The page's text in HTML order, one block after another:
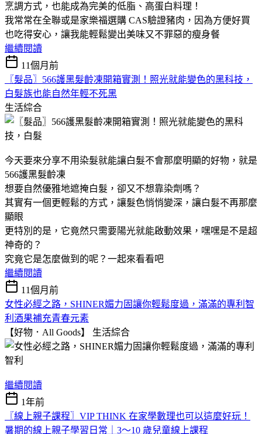
烹調方式，也能成為完美的低脂、高蛋白料理！
我常常在全聯或是家樂福選購 CAS驗證豬肉，因為方便好買
也吃得安心，讓我能輕鬆變出美味又不罪惡的瘦身餐
繼續閱讀
11個月前
〖髮品〗566護黑髮齡凍開箱實測！照光就能變色的黑科技，
白髮族也能自然年輕不死黑
生活綜合
今天要來分享不用染髮就能讓白髮不會那麼明顯的好物，就是
566護黑髮齡凍
想要自然優雅地遮掩白髮，卻又不想靠染劑嗎？
其實有一個更輕鬆的方式，讓髮色悄悄變深，讓白髮不再那麼
顯眼
更特別的是，它竟然只需要陽光就能啟動效果，嘿嘿是不是超
神奇的？
究竟它是怎麼做到的呢？一起來看看吧
繼續閱讀
11個月前
女性必經之路，SHINER媚力固讓你輕鬆度過，滿滿的專利智
利酒果補充青春元素
【好物．All Goods】 生活綜合
繼續閱讀
1年前
〖線上親子課程〗VIP THINK 在家學數理也可以這麼好玩！
暑期的線上親子學習日常｜3～10 歲兒童線上課程